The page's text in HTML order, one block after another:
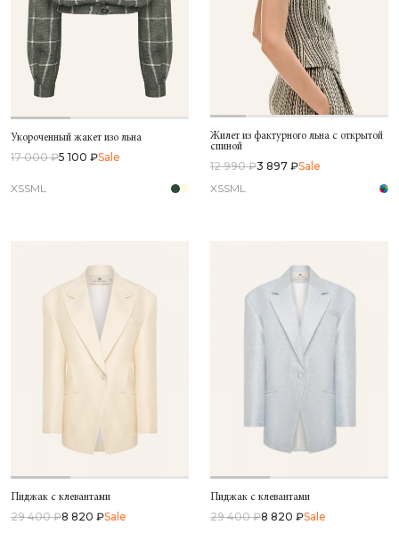
Укороченный жакет изо льна
17 000 ₽5 100 ₽Sale
XSSML
Жилет из фактурного льна с открытой
спиной
12 990 ₽3 897 ₽Sale
XSSML
Пиджак с клевантами
29 400 ₽8 820 ₽Sale
Пиджак с клевантами
29 400 ₽8 820 ₽Sale